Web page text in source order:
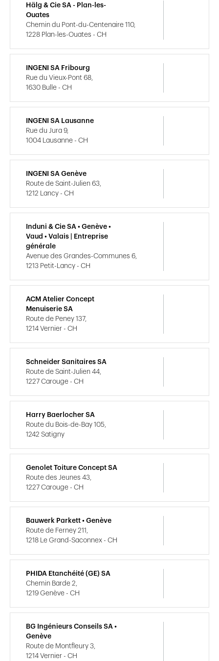
Hälg & Cie SA - Plan-les-
Ouates
Chemin du Pont-du-Centenaire 110,
1228 Plan-les-Ouates - CH
INGENI SA Fribourg
Rue du Vieux-Pont 68,
1630 Bulle - CH
INGENI SA Lausanne
Rue du Jura 9,
1004 Lausanne - CH
INGENI SA Genève
Route de Saint-Julien 63,
1212 Lancy - CH
Induni & Cie SA • Genève •
Vaud • Valais | Entreprise
générale
Avenue des Grandes-Communes 6,
1213 Petit-Lancy - CH
ACM Atelier Concept
Menuiserie SA
Route de Peney 137,
1214 Vernier - CH
Schneider Sanitaires SA
Route de Saint-Julien 44,
1227 Carouge - CH
Harry Baerlocher SA
Route du Bois-de-Bay 105,
1242 Satigny
Genolet Toiture Concept SA
Route des Jeunes 43,
1227 Carouge - CH
Bauwerk Parkett • Genève
Route de Ferney 211,
1218 Le Grand-Saconnex - CH
PHIDA Etanchéité (GE) SA
Chemin Barde 2,
1219 Genève - CH
BG Ingénieurs Conseils SA •
Genève
Route de Montfleury 3,
1214 Vernier - CH